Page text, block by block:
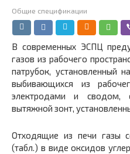
Общие спецификации
В современных ЭСПЦ
газов из рабочего
патрубок, установленный
выбивающихся из
электродами и
вытяжной зонт,
Отходящие из печи газы
(табл.) в виде оксидов